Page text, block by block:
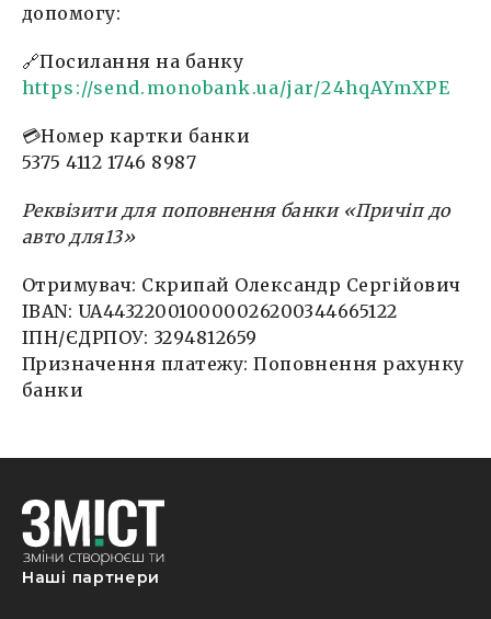
допомогу:
🔗Посилання на банку
https://send.monobank.ua/jar/24hqAYmXPE
💳Номер картки банки
5375 4112 1746 8987
Реквізити для поповнення банки «Причіп до
авто для13»
Отримувач: Скрипай Олександр Сергійович
IBAN: UA443220010000026200344665122
ІПН/ЄДРПОУ: 3294812659
Призначення платежу: Поповнення рахунку
банки
Наші партнери